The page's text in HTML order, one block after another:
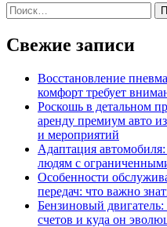
Найти:
Свежие записи
Восстановление
комфорт требует
Роскошь в детальном
аренду премиум авто
и мероприятий
Адаптация
людям с
Особенности
передач: что важно
Бензиновый
счетов и куда он